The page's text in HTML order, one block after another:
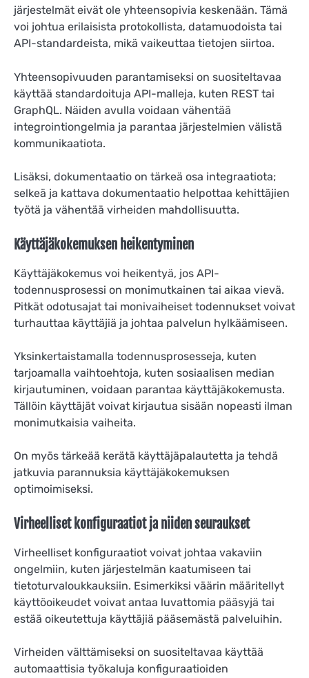
järjestelmät eivät ole yhteensopivia keskenään. Tämä
voi johtua erilaisista protokollista, datamuodoista tai
API-standardeista, mikä vaikeuttaa tietojen siirtoa.
Yhteensopivuuden parantamiseksi on suositeltavaa
käyttää standardoituja API-malleja, kuten REST tai
GraphQL. Näiden avulla voidaan vähentää
integrointiongelmia ja parantaa järjestelmien välistä
kommunikaatiota.
Lisäksi, dokumentaatio on tärkeä osa integraatiota;
selkeä ja kattava dokumentaatio helpottaa kehittäjien
työtä ja vähentää virheiden mahdollisuutta.
Käyttäjäkokemuksen heikentyminen
Käyttäjäkokemus voi heikentyä, jos API-
todennusprosessi on monimutkainen tai aikaa vievä.
Pitkät odotusajat tai monivaiheiset todennukset voivat
turhauttaa käyttäjiä ja johtaa palvelun hylkäämiseen.
Yksinkertaistamalla todennusprosesseja, kuten
tarjoamalla vaihtoehtoja, kuten sosiaalisen median
kirjautuminen, voidaan parantaa käyttäjäkokemusta.
Tällöin käyttäjät voivat kirjautua sisään nopeasti ilman
monimutkaisia vaiheita.
On myös tärkeää kerätä käyttäjäpalautetta ja tehdä
jatkuvia parannuksia käyttäjäkokemuksen
optimoimiseksi.
Virheelliset konfiguraatiot ja niiden seuraukset
Virheelliset konfiguraatiot voivat johtaa vakaviin
ongelmiin, kuten järjestelmän kaatumiseen tai
tietoturvaloukkauksiin. Esimerkiksi väärin määritellyt
käyttöoikeudet voivat antaa luvattomia pääsyjä tai
estää oikeutettuja käyttäjiä pääsemästä palveluihin.
Virheiden välttämiseksi on suositeltavaa käyttää
automaattisia työkaluja konfiguraatioiden